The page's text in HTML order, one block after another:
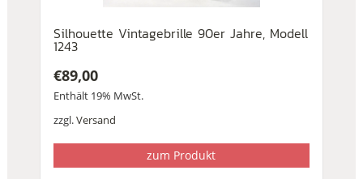
Silhouette Vintagebrille 90er Jahre, Modell
1243
€89,00
Enthält 19% MwSt.
zzgl.Versand
zum Produkt